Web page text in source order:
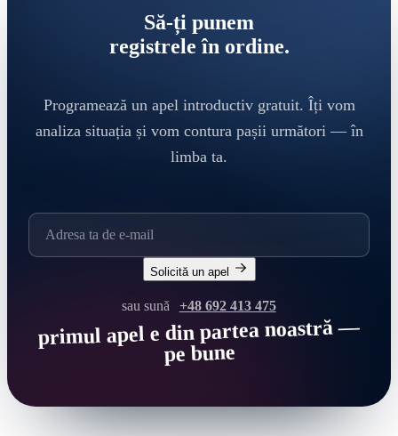
Să-ți punem
registrele în ordine.
Programează un apel introductiv gratuit. Îți vom
analiza situația și vom contura pașii următori — în
limba ta.
Solicită un apel
sau sună +48 692 413 475
primul apel e din partea noastră —
pe bune